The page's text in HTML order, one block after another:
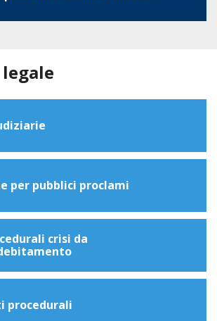
per pubblici proclami
crisi da
procedurali